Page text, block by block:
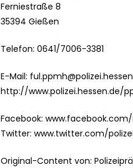
Ferniestraße 8
35394 Gießen
Telefon: 0641/7006-3381
E-Mail:
http://www.polizei.hessen.de/
Facebook:
Twitter: www.twitter.com/
Original-Content von: